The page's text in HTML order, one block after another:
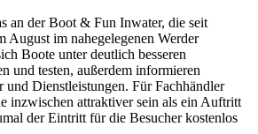
an der Boot & Fun Inwater, die seit
August im nahegelegenen Werder
Boote unter deutlich besseren
und testen, außerdem informieren
und Dienstleistungen. Für Fachhändler
inzwischen attraktiver sein als ein Auftritt
der Eintritt für die Besucher kostenlos